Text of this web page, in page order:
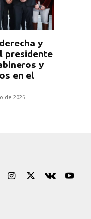
y
presidente
y
en el
de 2026